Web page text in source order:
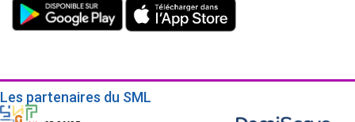
Les partenaires du SML